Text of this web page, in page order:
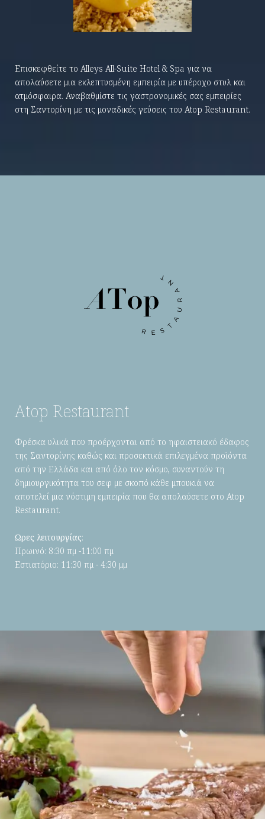
Επισκεφθείτε το Alleys All-Suite Hotel & Spa για να
απολαύσετε μια εκλεπτυσμένη εμπειρία με υπέροχο στυλ και
ατμόσφαιρα. Αναβαθμίστε τις γαστρονομικές σας εμπειρίες
στη Σαντορίνη με τις μοναδικές γεύσεις του Atop Restaurant.
Atop Restaurant
Φρέσκα υλικά που προέρχονται από το ηφαιστειακό έδαφος
της Σαντορίνης καθώς και προσεκτικά επιλεγμένα προϊόντα
από την Ελλάδα και από όλο τον κόσμο, συναντούν τη
δημιουργικότητα του σεφ με σκοπό κάθε μπουκιά να
αποτελεί μια νόστιμη εμπειρία που θα απολαύσετε στο Atop
Restaurant.
Ωρες λειτουργίας:
Πρωινό: 8:30 πμ -11:00 πμ
Εστιατόριο: 11:30 πμ - 4:30 μμ